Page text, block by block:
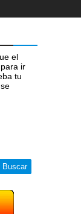
el
para ir
tu